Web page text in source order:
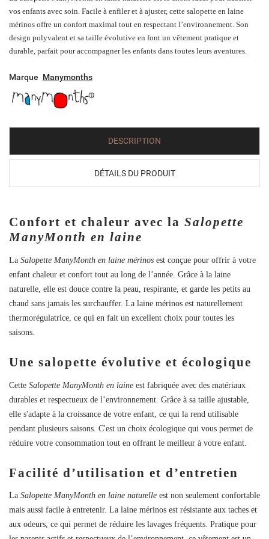
vos enfants avec soin. Facile à enfiler et à ajuster, cette salopette en laine
mérinos offre un confort maximal tout en respectant l’environnement. Son
design polyvalent et sa taille évolutive en font un vêtement pratique et
durable, parfait pour accompagner les enfants dans toutes leurs aventures.
Marque Manymonths
DESCRIPTION
DÉTAILS DU PRODUIT
Confort et chaleur avec la Salopette
ManyMonth en laine
La Salopette ManyMonth en laine mérinos est conçue pour offrir à votre
enfant chaleur et confort tout au long de l’année. Grâce à la laine
naturelle, elle est douce contre la peau, respirante, et garde les petits au
chaud sans jamais les surchauffer. La laine mérinos est naturellement
thermorégulatrice, ce qui en fait un excellent choix pour toutes les
saisons.
Une salopette évolutive et écologique
Cette Salopette ManyMonth en laine est fabriquée avec des matériaux
durables et respectueux de l’environnement. Grâce à sa taille ajustable,
elle s'adapte à la croissance de votre enfant, ce qui la rend utilisable
pendant plusieurs saisons. C'est un choix écologique qui vous permet de
réduire votre consommation tout en offrant le meilleur à votre enfant.
Facilité d’utilisation et d’entretien
La Salopette ManyMonth en laine naturelle est non seulement confortable
mais aussi facile à entretenir. La laine mérinos est résistante aux taches et
aux odeurs, ce qui permet de réduire les lavages fréquents. Pratique pour
Ajouter à ma liste d'envies
Nom de la liste d'envies
Connexion
Vous devez être connecté pour ajouter des produits à votre liste
d'envies.